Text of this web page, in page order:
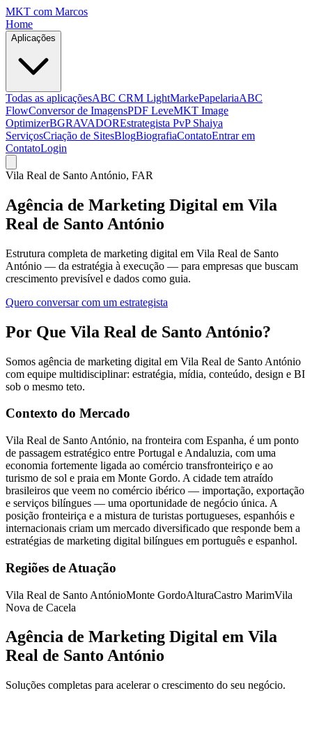
MKT com Marcos
Home
Aplicações
Todas as aplicaçõesABC CRM LightMarkePapelariaABC
FlowConversor de ImagensPDF LeveMKT Image
OptimizerBGRAVADOREstrategista PvP Shaiya
ServiçosCriação de SitesBlogBiografiaContatoEntrar em
ContatoLogin
Vila Real de Santo António, FAR
Agência de Marketing Digital em Vila
Real de Santo António
Estrutura completa de marketing digital em Vila Real de Santo
António — da estratégia à execução — para empresas que buscam
crescimento previsível e dados como guia.
Quero conversar com um estrategista
Por Que Vila Real de Santo António?
Somos agência de marketing digital em Vila Real de Santo António
com equipe multidisciplinar: estratégia, mídia, conteúdo, design e BI
sob o mesmo teto.
Contexto do Mercado
Vila Real de Santo António, na fronteira com Espanha, é um ponto
de passagem estratégico entre Portugal e Andaluzia, com uma
economia fortemente ligada ao comércio transfronteiriço e ao
turismo de sol e praia em Monte Gordo. A cidade tem atraído
brasileiros que veem no comércio ibérico — importação, exportação
e serviços bilíngues — uma oportunidade de negócio única. A
posição fronteiriça e a mistura de turistas portugueses, espanhóis e
internacionais criam um mercado diversificado que responde bem a
estratégias de marketing digital bilíngues em português e espanhol.
Regiões de Atuação
Vila Real de Santo AntónioMonte GordoAlturaCastro MarimVila
Nova de Cacela
Agência de Marketing Digital em Vila
Real de Santo António
Soluções completas para acelerar o crescimento do seu negócio.